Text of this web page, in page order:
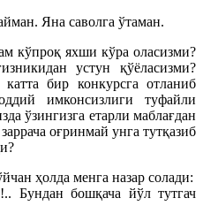
Яна саволга ўтаман.
кўпроқ яхши кўра оласизми?
устун қўёласизми?
бир конкурсга отланиб
имконсизлиги туфайли
ўзингизга етарли маблағдан
оғринмай унга тутқазиб
ҳолда менга назар солади:
Бундан бошқача йўл тутгач